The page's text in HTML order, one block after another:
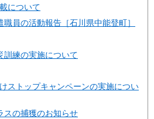
について
員の活動報告［石川県中能登町］
訓練の実施について
ストップキャンペーンの実施につい
スの捕獲のお知らせ